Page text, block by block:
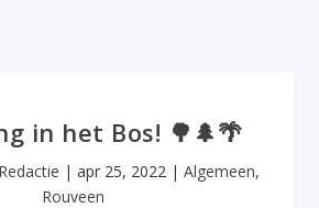
in het Bos! 🌳🌲🌴
Redactie | apr 25, 2022| Algemeen,
Rouveen